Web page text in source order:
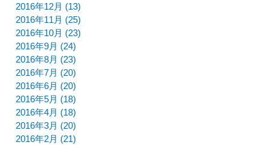
2016年12月 (13)
2016年11月 (25)
2016年10月 (23)
2016年9月 (24)
2016年8月 (23)
2016年7月 (20)
2016年6月 (20)
2016年5月 (18)
2016年4月 (18)
2016年3月 (20)
2016年2月 (21)